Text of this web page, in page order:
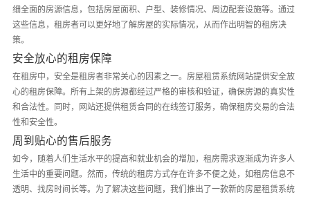
细全面的房源信息，包括房屋面积、户型、装修情况、周边配套设施等。通过
这些信息，租房者可以更好地了解房屋的实际情况，从而作出明智的租房决
策。
安全放心的租房保障
在租房中，安全是租房者非常关心的因素之一。房屋租赁系统网站提供安全放
心的租房保障。所有上架的房源都经过严格的审核和验证，确保房源的真实性
和合法性。同时，网站还提供租赁合同的在线签订服务，确保租房交易的合法
性和安全性。
周到贴心的售后服务
如今，随着人们生活水平的提高和就业机会的增加，租房需求逐渐成为许多人
生活中的重要问题。然而，传统的租房方式存在许多不便之处，如租房信息不
透明、找房时间长等。为了解决这些问题，我们推出了一款新的房屋租赁系统